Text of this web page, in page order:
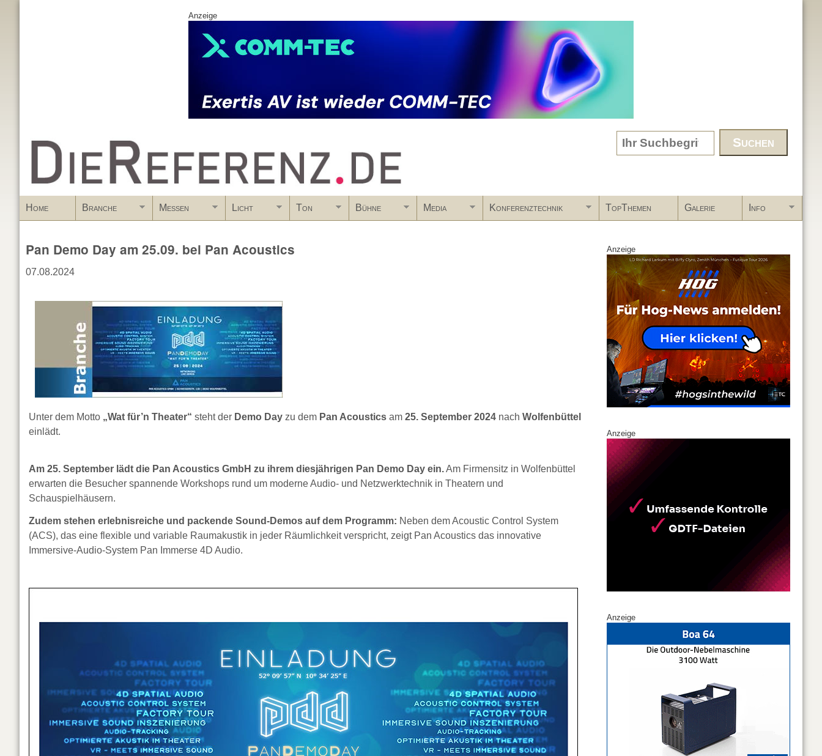
Anzeige
www.DieReferenz.de Search form
Home Branche Messen Licht Ton Bühne Media Konferenztechnik TopThemen Galerie Info
Pan Demo Day am 25.09. bei Pan Acoustics
07.08.2024
Unter dem Motto „Wat für’n Theater“ steht der Demo Day zu dem Pan Acoustics am 25. September 2024 nach Wolfenbüttel
einlädt.
Am 25. September lädt die Pan Acoustics GmbH zu ihrem diesjährigen Pan Demo Day ein.Am Firmensitz in Wolfenbüttel
erwarten die Besucher spannende Workshops rund um moderne Audio- und Netzwerktechnik in Theatern und
Schauspielhäusern.
Zudem stehen erlebnisreiche und packende Sound-Demos auf dem Programm: Neben dem Acoustic Control System
(ACS), das eine flexible und variable Raumakustik in jeder Räumlichkeit verspricht, zeigt Pan Acoustics das innovative
Immersive-Audio-System Pan Immerse 4D Audio.
Anzeige
Anzeige
Anzeige